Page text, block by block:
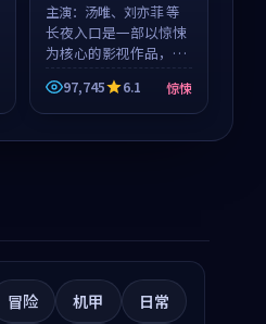
主演： 汤唯、刘亦菲 等
长夜入口是一部以惊悚
为核心的影视作品，围
绕危机、反转与人物成
长展开，整体节奏紧
凑，值得推荐观看。
97,745 6.1 惊悚
冒险 机甲
日常